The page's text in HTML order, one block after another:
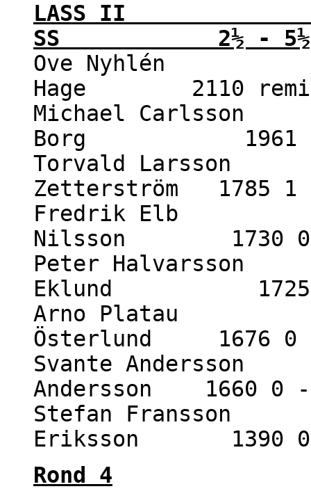
LASS II -
SS 2½ - 5½
Ove Nyhlén
Hage 2110 remi
Michael Carlsson
Borg 1961
Torvald Larsson
Zetterström 1785 1
Fredrik Elb
Nilsson 1730 0
Peter Halvarsson
Eklund 1725
Arno Platau
Österlund 1676 0
Svante Andersson
Andersson 1660 0
Stefan Fransson
Eriksson 1390
Rond 4